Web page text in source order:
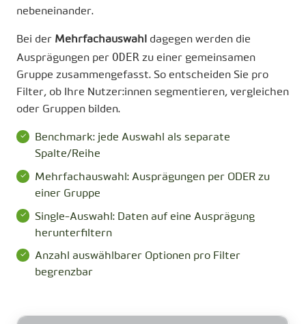
nebeneinander.
Bei der Mehrfachauswahl dagegen werden die
Ausprägungen per ODER zu einer gemeinsamen
Gruppe zusammengefasst. So entscheiden Sie pro
Filter, ob Ihre Nutzer:innen segmentieren, vergleichen
oder Gruppen bilden.
Benchmark: jede Auswahl als separate
Spalte/Reihe
Mehrfachauswahl: Ausprägungen per ODER zu
einer Gruppe
Single-Auswahl: Daten auf eine Ausprägung
herunterfiltern
Anzahl auswählbarer Optionen pro Filter
begrenzbar